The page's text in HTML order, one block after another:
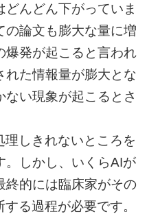
んどん下がっていま
の論文も膨大な量に増
爆発が起こると言われ
れた情報量が膨大とな
ない現象が起こるとさ
しきれないところを
。しかし、いくらAIが
終的には臨床家がその
る過程が必要です。